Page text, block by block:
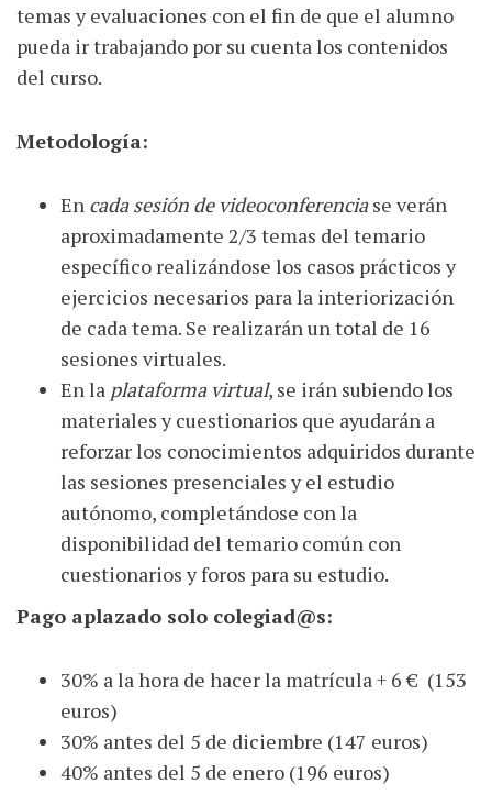
temas y evaluaciones con el fin de que el alumno
pueda ir trabajando por su cuenta los contenidos
del curso.
Metodología:
En cada sesión de videoconferenciase verán
aproximadamente 2/3 temas del temario
específico realizándose los casos prácticos y
ejercicios necesarios para la interiorización
de cada tema. Se realizarán un total de 16
sesiones virtuales.
En la plataforma virtual, se irán subiendo los
materiales y cuestionarios que ayudarán a
reforzar los conocimientos adquiridos durante
las sesiones presenciales y el estudio
autónomo, completándose con la
disponibilidad del temario común con
cuestionarios y foros para su estudio.
Pago aplazado solo colegiad@s:
30% a la hora de hacer la matrícula + 6 € (153
euros)
30% antes del 5 de diciembre (147 euros)
40% antes del 5 de enero (196 euros)